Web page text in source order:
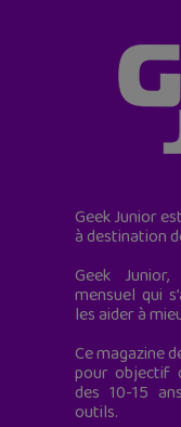
Geek Junior
à destination
Geek
mensuel qui
les aider à
Ce magazine
pour objectif
des 10-15
outils.